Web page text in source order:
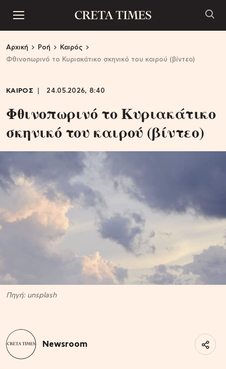
Αρχική Ροή
Καιρός
Φθινοπωρινό το Κυριακάτικο σκηνικό του καιρού (βίντεο)
ΚΑΙΡΟΣ 24.05.2026, 8:40
Φθινοπωρινό το Κυριακάτικο
σκηνικό του καιρού (βίντεο)
Πηγή: unsplash
Newsroom